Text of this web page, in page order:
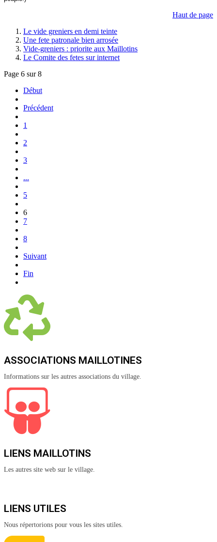
Haut de page
Le vide greniers en demi teinte
Une fete patronale bien arrosée
Vide-greniers : priorite aux Maillotins
Le Comite des fetes sur internet
Page 6 sur 8
Début
Précédent
1
2
3
...
5
6
7
8
Suivant
Fin
ASSOCIATIONS MAILLOTINES
Informations sur les autres associations du village.
LIENS MAILLOTINS
Les autres site web sur le village.
LIENS UTILES
Nous répertorions pour vous les sites utiles.